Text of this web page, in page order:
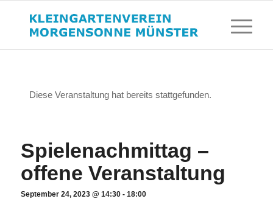
Diese Veranstaltung hat bereits stattgefunden.
Spielenachmittag –
offene Veranstaltung
September 24, 2023 @ 14:30- 18:00